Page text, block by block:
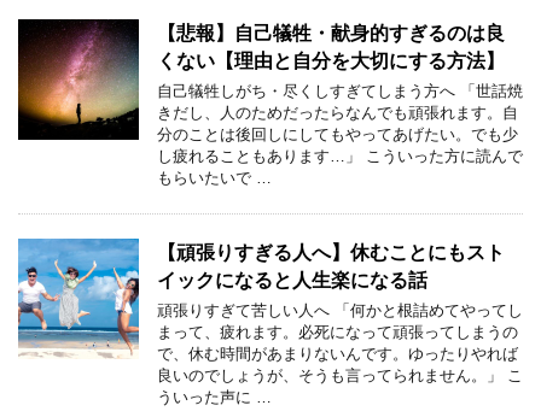
【悲報】自己犠牲・献身的すぎるのは良
くない【理由と自分を大切にする方法】
自己犠牲しがち・尽くしすぎてしまう方へ 「世話焼
きだし、人のためだったらなんでも頑張れます。自
分のことは後回しにしてもやってあげたい。でも少
し疲れることもあります…」 こういった方に読んで
もらいたいで …
【頑張りすぎる人へ】休むことにもスト
イックになると人生楽になる話
頑張りすぎて苦しい人へ 「何かと根詰めてやってし
まって、疲れます。必死になって頑張ってしまうの
で、休む時間があまりないんです。ゆったりやれば
良いのでしょうが、そうも言ってられません。」 こ
ういった声に …